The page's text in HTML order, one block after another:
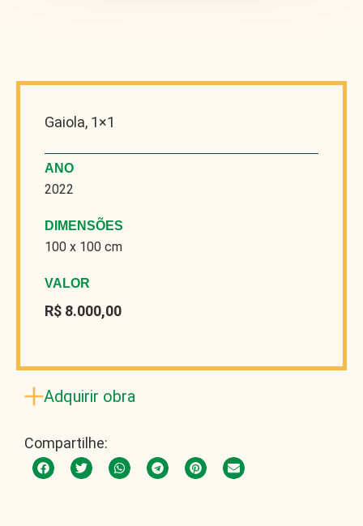
Gaiola, 1×1
ANO
2022
DIMENSÕES
100 x 100 cm
VALOR
R$ 8.000,00
Adquirir obra
Compartilhe: